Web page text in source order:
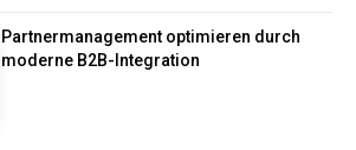
Partnermanagement optimieren durch
moderne B2B-Integration